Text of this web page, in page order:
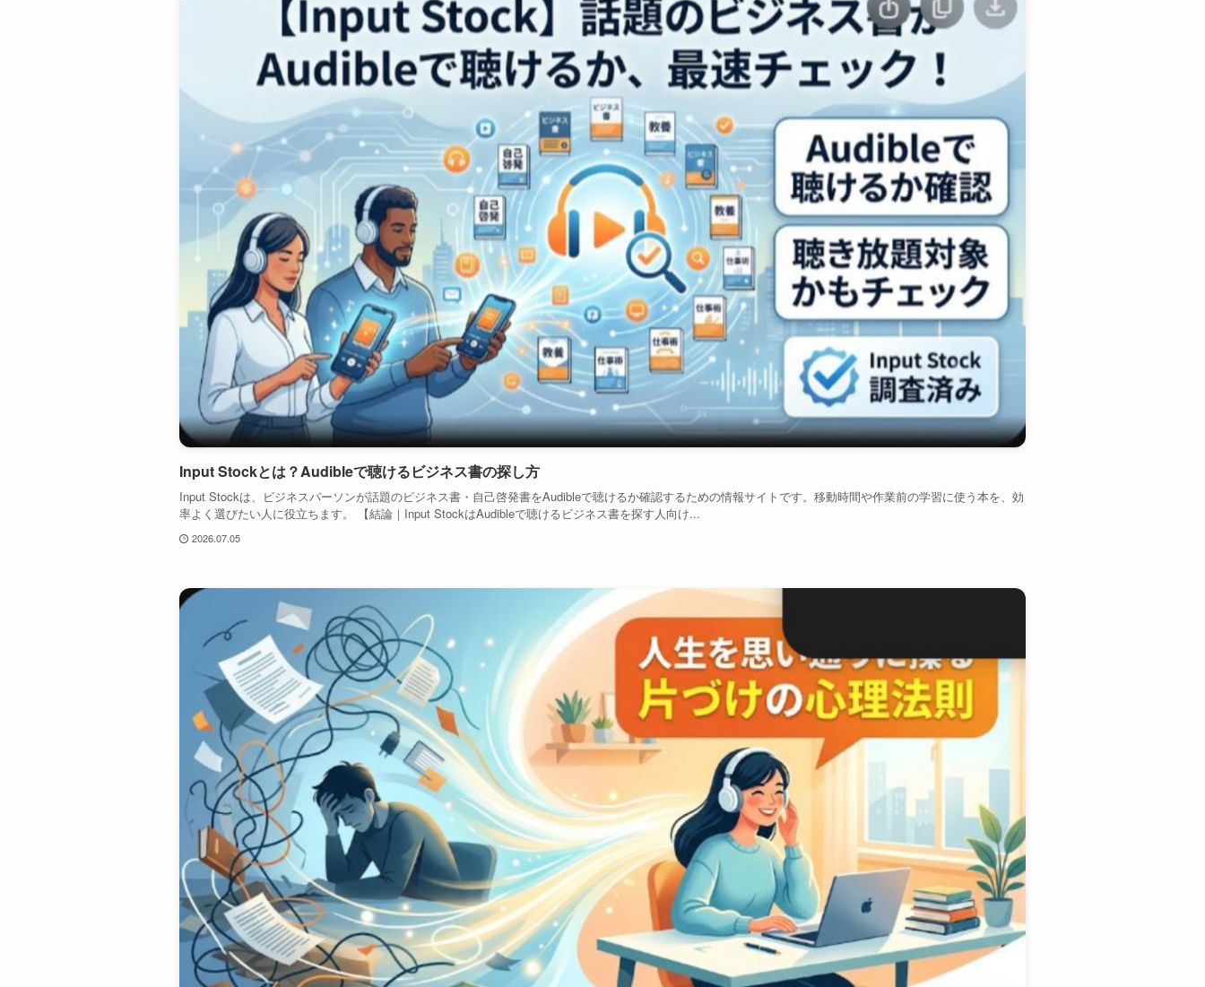
Input Stockとは？Audibleで聴けるビジネス書の探し方
Input Stockは、ビジネスパーソンが話題のビジネス書・自己啓発書をAudibleで聴けるか確認するための情報サイトです。移動時間や作業前の学習に使う本を、効
率よく選びたい人に役立ちます。 【結論｜Input StockはAudibleで聴けるビジネス書を探す人向け...
2026.07.05